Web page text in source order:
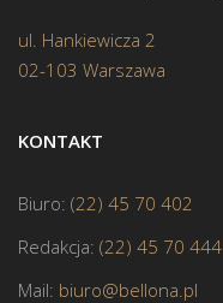
ul. Hankiewicza 2
02-103 Warszawa
KONTAKT
Biuro: (22) 45 70 402
Redakcja: (22) 45 70 444
Mail: biuro@bellona.pl